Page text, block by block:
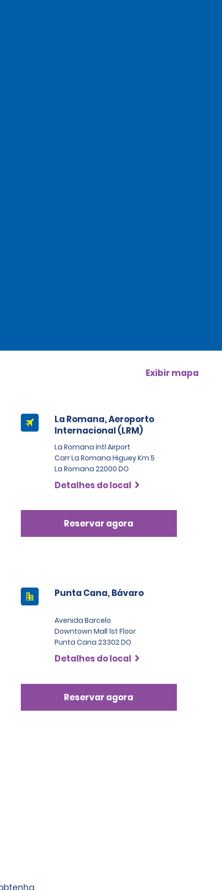
Exibir mapa
La Romana, Aeroporto
Internacional (LRM)
La Romana Intl Airport
Carr La Romana Higuey Km 5
La Romana 22000 DO
Detalhes do local
Reservar agora
Punta Cana, Bávaro
Avenida Barcelo
Downtown Mall 1st Floor
Punta Cana 23302 DO
Detalhes do local
Reservar agora